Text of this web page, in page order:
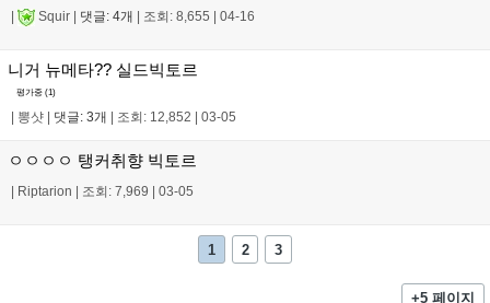
| Squir | 댓글: 4개 | 조회: 8,655 | 04-16
니거 뉴메타?? 실드빅토르
평가중 (1)
뽕샷 댓글: 3개 조회: 12,852 03-05
ㅇㅇㅇㅇ 탱커취향 빅토르
Riptarion 조회: 7,969 03-05
1 2 3
+5 페이지